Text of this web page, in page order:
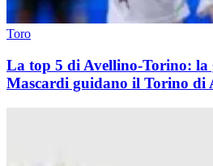
Toro
La top 5 di Avellino-Torino: la
Mascardi guidano il Torino di